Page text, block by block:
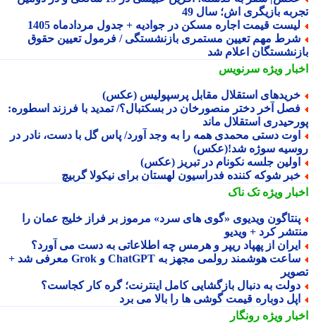
بازیگری اش؛ سال 49
قیمت اجاره مسکن در جوادیه + جدول مردادماه 1405
مهم تعیین مستمری بازنشستگی / فرمول تعیین حقوق
اعلام شد
ویژهسرنویس
استقلال مقابل پرسپولیس (عکس)
آخر دختر منصورخان در بسکتبال؟/ تمدید با فرزند اسطوره:
استقلال ماند
دستی محمدی همه را به وجد آورد/ پاس گل با دست، نادر در
سوژه شد!(عکس)
جلسه نکونام در تبریز (عکس)
شوکه کننده فدراسیون لهستان برای نیکولا گربیچ
ویژهتک ناک
ویدیوی «گوی های سرد» مرموز بر فراز خلیج عمان را
کرد + ویدیو
از پهپاد ریپر و هرمس چه اطلاعاتی به دست می آورد؟
ساعت هوشمند رولمی مجهز به ChatGPT و Grok معرفی شد +
به دنبال بازگشایی کامل اینترنت؛ گره کار کجاست؟
دوباره قیمت گوشی ها را بالا می برد
ویژهرونگار